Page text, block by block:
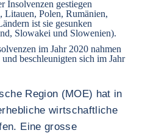
Insolvenzen gestiegen
, Litauen, Polen, Rumänien,
ist sie gesunken
, Slowakei und Slowenien).
im Jahr 2020 nahmen
beschleunigten sich im Jahr
Region (MOE) hat in
wirtschaftliche
Eine grosse